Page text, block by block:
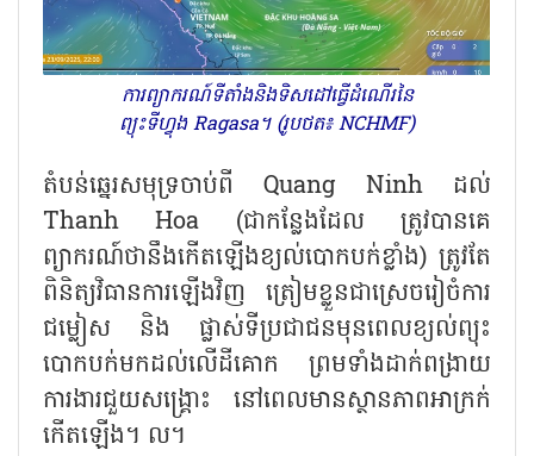
ការព្យាករណ៍ទីតាំងនិងទិសដៅធ្វើដំណើរនៃ
ព្យុះទីហ្វុង Ragasa។ (រូបថត៖ NCHMF)
តំបន់ឆ្នេរសមុទ្រចាប់ពីQuang Ninh ដល់
Thanh Hoa (ជាកន្លែងដែល ត្រូវបានគេ
ព្យាករណ៍ថានឹងកើតឡើងខ្យល់បោកបក់ខ្លាំង) ត្រូវតែ
ពិនិត្យវិធានការឡើងវិញ ត្រៀមខ្លួនជាស្រេចរៀចំការ
ជម្លៀស និង ផ្លាស់ទីប្រជាជនមុនពេលខ្យល់ព្យុះ
បោកបក់មកដល់លើដីគោក ព្រមទាំងដាក់ពង្រាយ
ការងារជួយសង្គ្រោះ នៅពេលមានស្ថានភាពអាក្រក់
កើតឡើង។ ល។